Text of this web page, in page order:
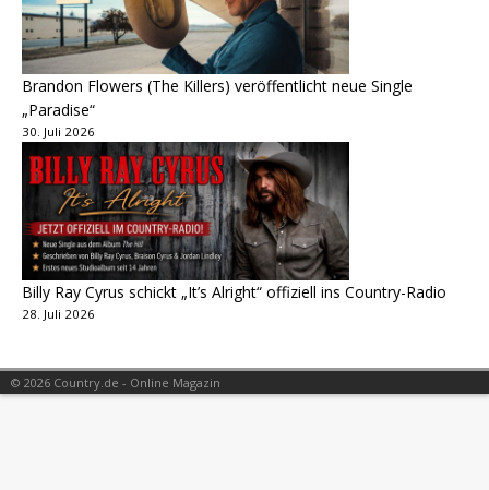
Brandon Flowers (The Killers) veröffentlicht neue Single
„Paradise“
30. Juli 2026
Billy Ray Cyrus schickt „It’s Alright“ offiziell ins Country-Radio
28. Juli 2026
© 2026 Country.de - Online Magazin